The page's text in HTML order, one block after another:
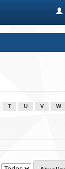
T U V W